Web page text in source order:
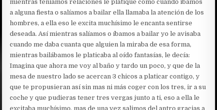
mientras teníamos relaciones le platique como cuando íbamos
a alguna fiesta o salíamos a bailar ella llamaba la atención de los
hombres, a ella eso le excita muchísimo le encanta sentirse
deseada. Así mientras salíamos o íbamos a bailar yo le avisaba
cuando me daba cuanta que alguien la miraba de esa forma,
mientras bailábamos le platicaba al oído fantasías, le decía:
Imagina que ahora me voy al baño y tardo un poco, y que de la
mesa de nuestro lado se acercan 3 chicos a platicar contigo, y
que te propusieran así sin mas ni más coger con los tres, ir a su
coche y que pudieras tener tres vergas junto a ti, eso a ella le
excitaba muchísimo, mas de una vez salimos del antro gracias a